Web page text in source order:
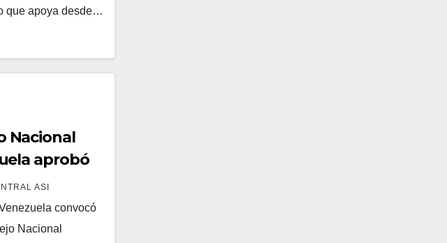
que apoya desde…
Nacional
aprobó
ASI
convocó
Nacional